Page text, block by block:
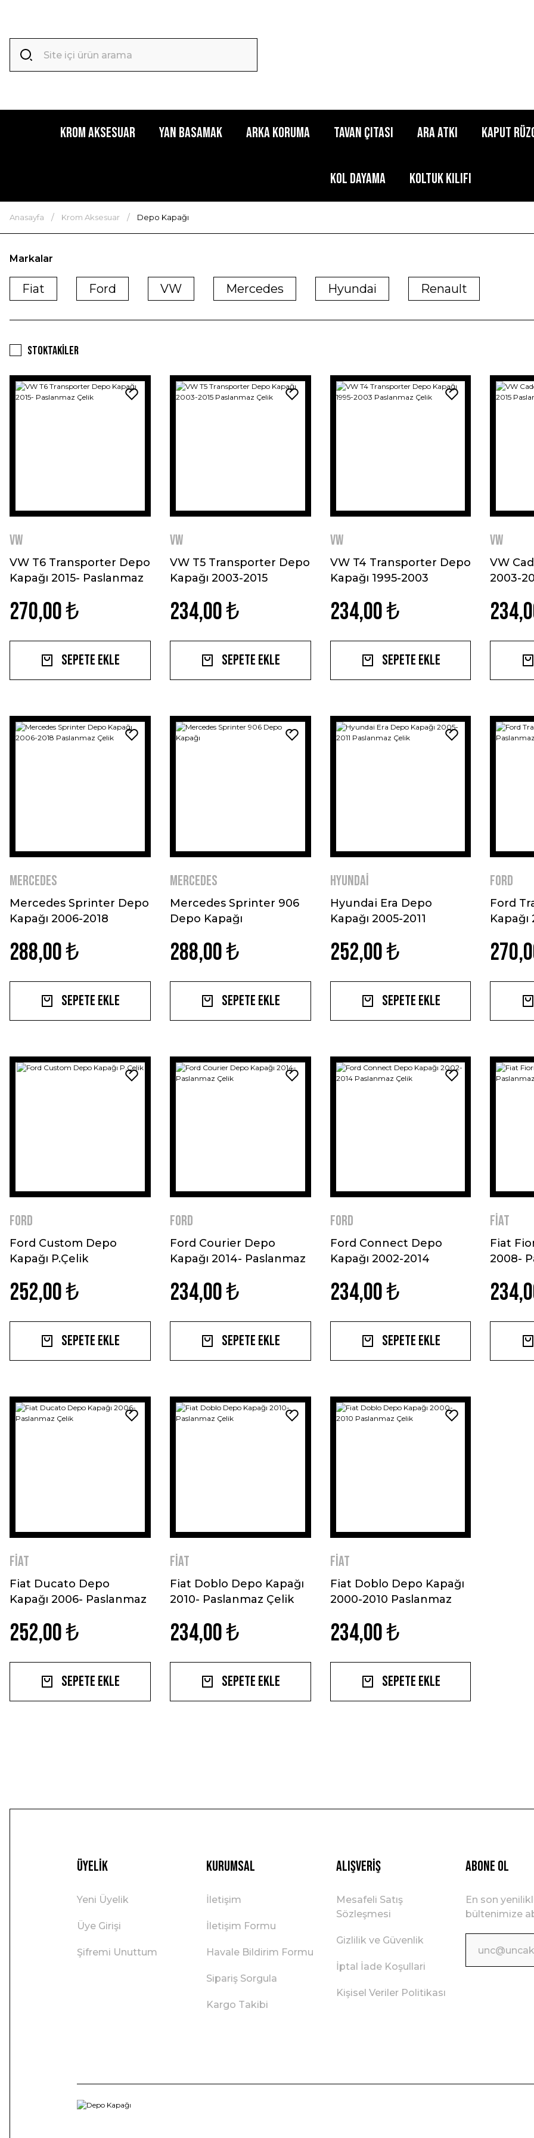
Krom Aksesuar Yan Basamak Arka Koruma Tavan Çıtası Ara Atkı Kaput
Kol Dayama Koltuk Kılıfı
Anasayfa Krom Aksesuar Depo Kapağı
Markalar
Fiat Ford VW Mercedes Hyundai Renault
Stoktakiler
VW
VW T6 Transporter Depo
Kapağı 2015- Paslanmaz
270,00 ₺
Sepete Ekle
VW
VW T5 Transporter Depo
Kapağı 2003-2015
234,00 ₺
Sepete Ekle
VW
VW T4 Transporter Depo
Kapağı 1995-2003
234,00 ₺
Sepete Ekle
VW
VW
2003-
Mercedes
Mercedes Sprinter Depo
Kapağı 2006-2018
288,00 ₺
Sepete Ekle
Mercedes
Mercedes Sprinter 906
Depo Kapağı
288,00 ₺
Sepete Ekle
Hyundai
Hyundai Era Depo
Kapağı 2005-2011
252,00 ₺
Sepete Ekle
Ford
Ford
Ford
Ford Custom Depo
Kapağı P.Çelik
252,00 ₺
Sepete Ekle
Ford
Ford Courier Depo
Kapağı 2014- Paslanmaz
234,00 ₺
Sepete Ekle
Ford
Ford Connect Depo
Kapağı 2002-2014
234,00 ₺
Sepete Ekle
Fiat
Fiat
2008-
Fiat
Fiat Ducato Depo
Kapağı 2006- Paslanmaz
252,00 ₺
Sepete Ekle
Fiat
Fiat Doblo Depo Kapağı
2010- Paslanmaz Çelik
234,00 ₺
Sepete Ekle
Fiat
Fiat Doblo Depo Kapağı
2000-2010 Paslanmaz
234,00 ₺
Sepete Ekle
Üyelik
Yeni Üyelik
Üye Girişi
Şifremi Unuttum
Kurumsal
İletişim
İletişim Formu
Havale Bildirim Formu
Sipariş Sorgula
Kargo Takibi
Alışveriş
Mesafeli Satış
Sözleşmesi
Gizlilik ve Güvenlik
İptal İade Koşullari
Kişisel Veriler Politikası
ABONE OL
En son
bültenimize